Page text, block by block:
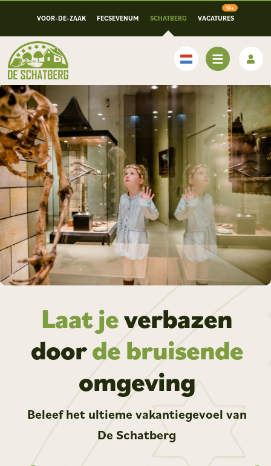
VOOR-DE-ZAAK FECSEVENUM SCHATBERG VACATURES
Nederlands
Laat jeverbazen
doorde bruisende
omgeving
Beleef het ultieme vakantiegevoel van
De Schatberg